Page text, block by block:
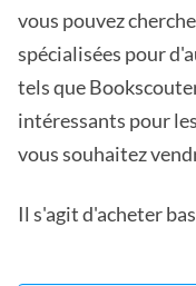
vous pouvez
spécialisées pour
tels que
intéressants pour
vous souhaitez
Il s'agit d'acheter